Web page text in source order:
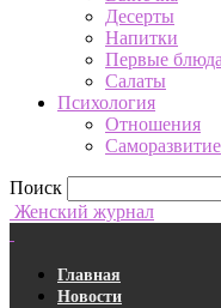
Десерты
Напитки
Первые блюда
Салаты
Психология
Отношения
Саморазвитие
Поиск
Женский журнал
Главная
Новости